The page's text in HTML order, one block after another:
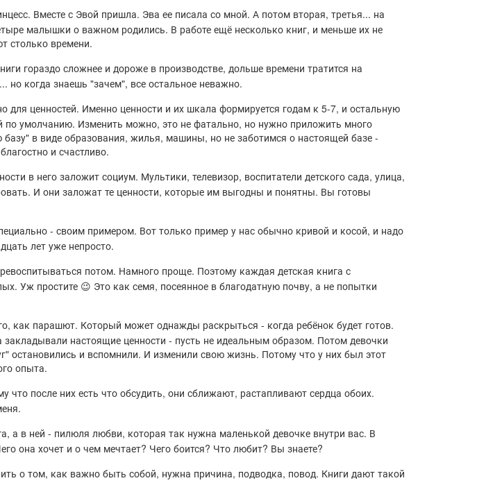
Вместе с Эвой пришла. Эва ее писала со мной. А потом вторая, третья... на
малышки о важном родились. В работе ещё несколько книг, и меньше их не
столько времени.
гораздо сложнее и дороже в производстве, дольше времени тратится на
но когда знаешь "зачем", все остальное неважно.
ценностей. Именно ценности и их шкала формируется годам к 5-7, и остальную
умолчанию. Изменить можно, это не фатально, но нужно приложить много
в виде образования, жилья, машины, но не заботимся о настоящей базе -
и счастливо.
в него заложит социум. Мультики, телевизор, воспитатели детского сада, улица,
И они заложат те ценности, которые им выгодны и понятны. Вы готовы
- своим примером. Вот только пример у нас обычно кривой и косой, и надо
лет уже непросто.
потом. Намного проще. Поэтому каждая детская книга с
Уж простите 😉 Это как семя, посеянное в благодатную почву, а не попытки
как парашют. Который может однажды раскрыться - когда ребёнок будет готов.
настоящие ценности - пусть не идеальным образом. Потом девочки
остановились и вспомнили. И изменили свою жизнь. Потому что у них был этот
опыта.
после них есть что обсудить, они сближают, растапливают сердца обоих.
а в ней - пилюля любви, которая так нужна маленькой девочке внутри вас. В
она хочет и о чем мечтает? Чего боится? Что любит? Вы знаете?
о том, как важно быть собой, нужна причина, подводка, повод. Книги дают такой